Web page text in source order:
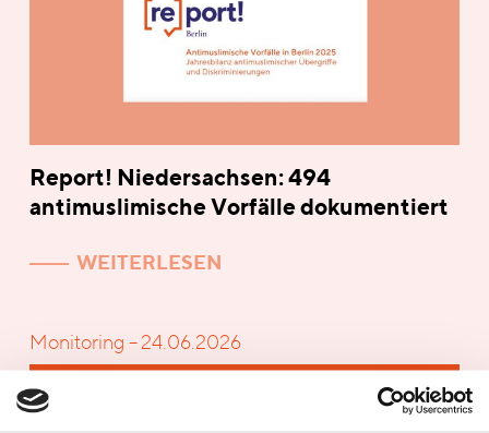
Report! Niedersachsen: 494
antimuslimische Vorfälle dokumentiert
WEITERLESEN
Monitoring – 24.06.2026